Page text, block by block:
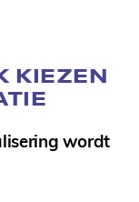
KIEZEN
wordt